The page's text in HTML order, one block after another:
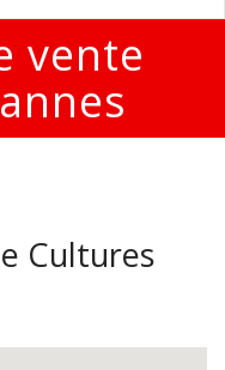
vente
Cultures